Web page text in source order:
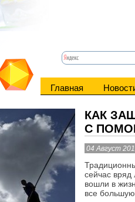
Главная
КАК
С
04 Август
сейчас вряд
вошли в
все